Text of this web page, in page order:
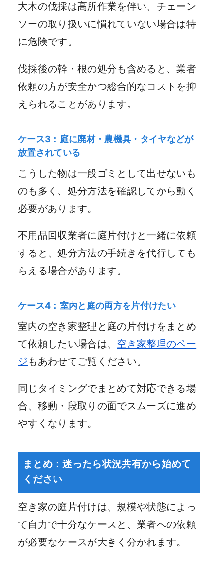
大木の伐採は高所作業を伴い、チェーン
ソーの取り扱いに慣れていない場合は特
に危険です。
伐採後の幹・根の処分も含めると、業者
依頼の方が安全かつ総合的なコストを抑
えられることがあります。
ケース3：庭に廃材・農機具・タイヤなどが
放置されている
こうした物は一般ゴミとして出せないも
のも多く、処分方法を確認してから動く
必要があります。
不用品回収業者に庭片付けと一緒に依頼
すると、処分方法の手続きを代行しても
らえる場合があります。
ケース4：室内と庭の両方を片付けたい
室内の空き家整理と庭の片付けをまとめ
て依頼したい場合は、 空き家整理のペー
ジもあわせてご覧ください。
同じタイミングでまとめて対応できる場
合、移動・段取りの面でスムーズに進め
やすくなります。
まとめ：迷ったら状況共有から始めて
ください
空き家の庭片付けは、規模や状態によっ
て自力で十分なケースと、業者への依頼
が必要なケースが大きく分かれます。